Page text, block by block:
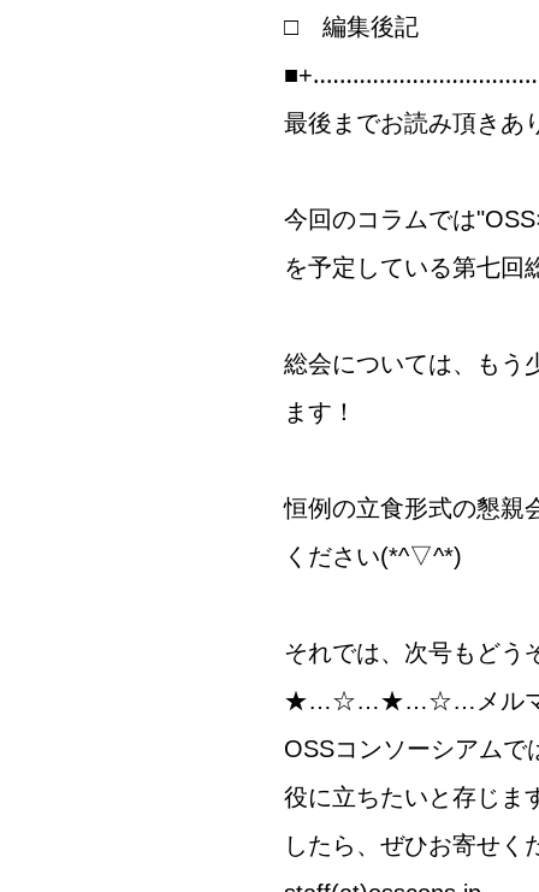
□ 編集後記
最後までお読み頂きあ
今回のコラムでは
を予定している第七回
総会については、もう
ます！
恒例の立食形式の懇親
ください(*^▽^*)
それでは、次号もどう
★…☆…★…☆…メルマ
OSSコンソーシアムで
役に立ちたいと存じま
したら、ぜひお寄せく